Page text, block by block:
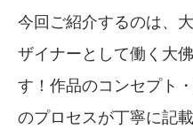
今回ご紹介するのは、
ザイナーとして働く大
す！作品のコンセプト
のプロセスが丁寧に記